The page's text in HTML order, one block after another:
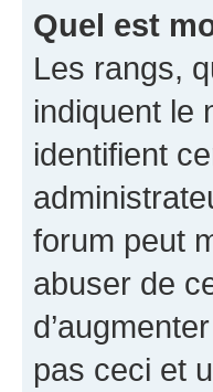
Quel est
Les rangs,
indiquent le
identifient
forum peut
abuser de
pas ceci et